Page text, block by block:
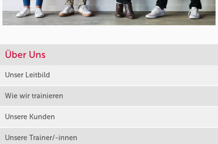
Über Uns
Unser Leitbild
Wie wir trainieren
Unsere Kunden
Unsere Trainer/-innen